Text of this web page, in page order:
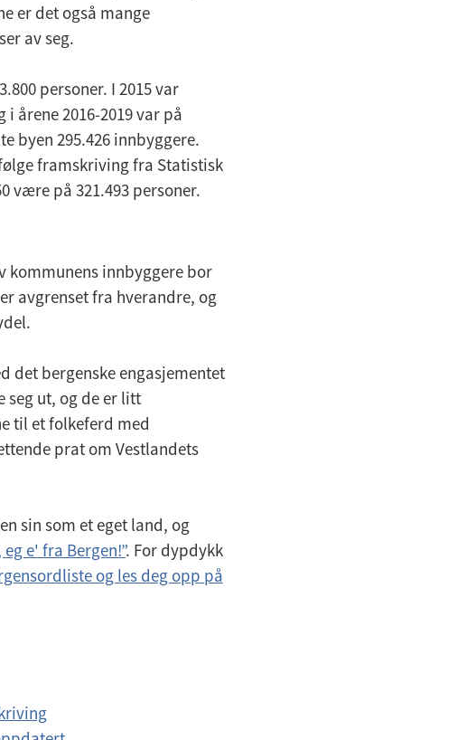
er det også mange
av seg.
personer. I 2015 var
årene 2016-2019 var på
byen 295.426 innbyggere.
framskriving fra Statistisk
være på 321.493 personer.
kommunens innbyggere bor
avgrenset fra hverandre, og
det bergenske engasjementet
seg ut, og de er litt
til et folkeferd med
prat om Vestlandets
sin som et eget land, og
e' fra Bergen!”. For dypdykk
og les deg opp på